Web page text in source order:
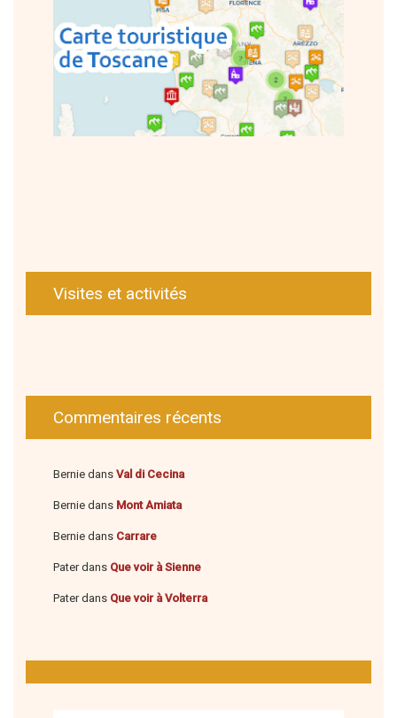
Visites et activités
Commentaires récents
Bernie dans Val di Cecina
Bernie dans Mont Amiata
Bernie dans Carrare
Paterdans Que voir à Sienne
Paterdans Que voir à Volterra